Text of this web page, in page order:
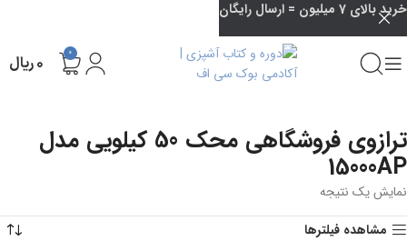
0 ۰ریال
ترازوی فروشگاهی محک 50 کیلویی مدل
15000AP
نمایش یک نتیجه
مشاهده فیلترها
خرید بالای 7 میلیون = ارسال رایگان